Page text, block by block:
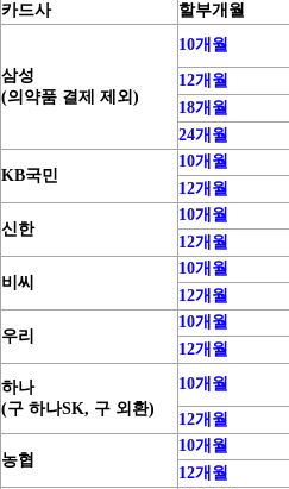
카드사 할부개월
삼성
(의약품 결제 제외)
10개월
12개월
18개월
24개월
KB국민
10개월
12개월
신한
10개월
12개월
비씨
10개월
12개월
우리
10개월
12개월
하나
(구 하나SK, 구 외환)
10개월
12개월
농협
10개월
12개월